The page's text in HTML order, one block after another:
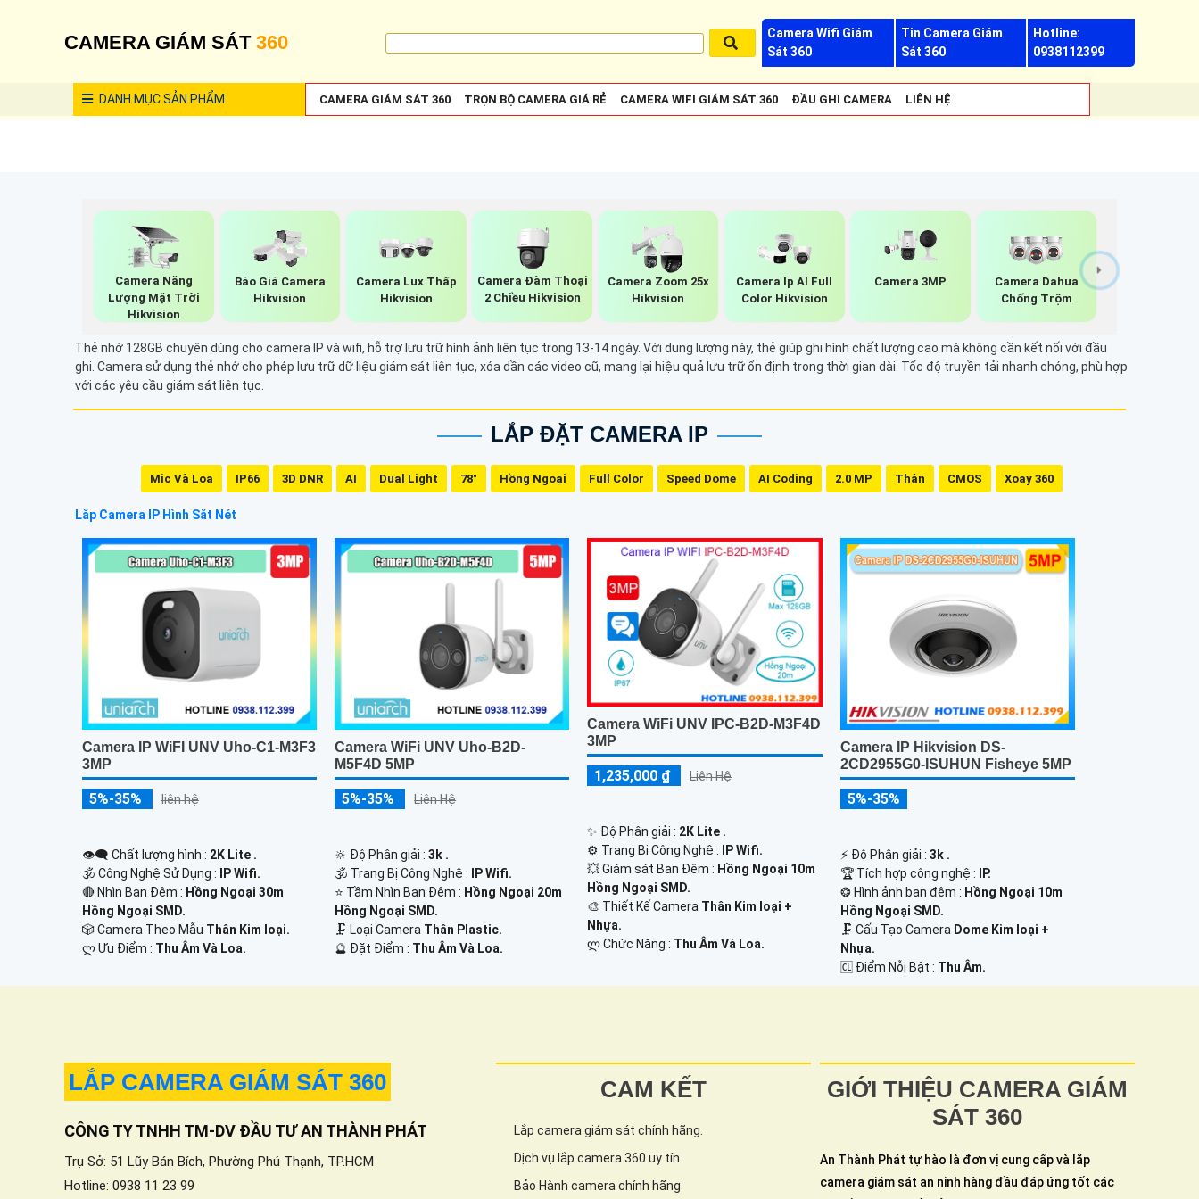
CAMERA GIÁM SÁT 360
Camera Wifi Giám
Sát 360
Tin Camera Giám
Sát 360
Hotline:
0938112399
DANH MỤCSẢN PHẨM CAMERA GIÁM SÁT 360 TRỌN BỘ CAMERA GIÁ RẺ CAMERA WIFI GIÁM SÁT 360 ĐẦU GHI CAMERA LIÊN HỆ
Camera Năng
Lượng Mặt Trời
Hikvision
Báo Giá Camera
Hikvision
Camera Lux Thấp
Hikvision
Camera Đàm Thoại
2 Chiều Hikvision
Camera Zoom 25x
Hikvision
Camera Ip AI Full
Color Hikvision
Camera 3MP
Camera Dahua
Chống Trộm
Thẻ nhớ 128GB chuyên dùng cho camera IP và wifi, hỗ trợ lưu trữ hình ảnh liên tục trong 13-14 ngày. Với dung lượng này, thẻ giúp ghi hình chất lượng cao mà không cần kết nối với đầu
ghi. Camera sử dụng thẻ nhớ cho phép lưu trữ dữ liệu giám sát liên tục, xóa dần các video cũ, mang lại hiệu quả lưu trữ ổn định trong thời gian dài. Tốc độ truyền tải nhanh chóng, phù hợp
với các yêu cầu giám sát liên tục.
LẮP ĐẶT CAMERA IP
Mic Và Loa IP66 3D DNR AI Dual Light 78° Hồng Ngoại Full Color Speed Dome AI Coding 2.0 MP Thân CMOS Xoay 360
Lắp Camera IP Hình Sắt Nét
Camera IP WiFI UNV Uho-C1-M3F3
3MP
5%-35% liên hệ
👁️‍🗨 Chất lượng hình : 2K Lite .
🕉️ Công Nghệ Sử Dụng :
IP Wifi.
🔴 Nhìn Ban Đêm : Hồng Ngoại 30m
Hồng Ngoại SMD.
🎲 Camera Theo Mẫu Thân Kim loại.
️ლ Ưu Điểm : Thu Âm Và Loa.
Camera WiFi UNV Uho-B2D-
M5F4D 5MP
5%-35% Liên Hệ
🔆 Độ Phân giải :3k .
🕉️ Trang Bị Công Nghệ :
IP Wifi.
⭐ Tầm Nhìn Ban Đêm : Hồng Ngoại 20m
Hồng Ngoại SMD.
🗜️ Loại Camera Thân Plastic.
️🔮 Đặt Điểm : Thu Âm Và Loa.
Camera WiFi UNV IPC-B2D-M3F4D
3MP
1,235,000 ₫ Liên Hệ
✨ Độ Phân giải : 2K Lite .
⚙ Trang Bị Công Nghệ :
IP Wifi.
💥 Giám sát Ban Đêm : Hồng Ngoại 10m
Hồng Ngoại SMD.
🎨 Thiết Kế Camera Thân Kim loại +
Nhựa.
️ლ Chức Năng : Thu Âm Và Loa.
Camera IP Hikvision DS-
2CD2955G0-ISUHUN Fisheye 5MP
5%-35%
️⚡ Độ Phân giải : 3k .
🏆 Tích hợp công nghệ :
IP.
❂ Hình ảnh ban đêm : Hồng Ngoại 10m
Hồng Ngoại SMD.
🗜️ Cấu Tạo Camera Dome Kim loại +
Nhựa.
️🆑 Điểm Nỗi Bật : Thu Âm.
LẮP CAMERA GIÁM SÁT 360
CÔNG TY TNHH TM-DV ĐẦU TƯ AN THÀNH PHÁT
Trụ Sở: 51 Lũy Bán Bích, Phường Phú Thạnh, TP.HCM
Hotline: 0938 11 23 99
CAM KẾT
Lắp camera giám sát chính hãng.
Dịch vụ lắp camera 360 uy tín
Bảo Hành camera chính hãng
GIỚI THIỆU CAMERA GIÁM
SÁT 360
An Thành Phát tự hào là đơn vị cung cấp và lắp
camera giám sát an ninh hàng đầu đáp ứng tốt các